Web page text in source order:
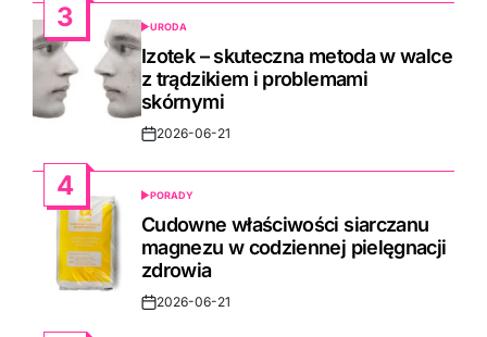
3
POSTED
IN
URODA
Izotek – skuteczna metoda w walce
z trądzikiem i problemami
skórnymi
Post2026-06-21
4
POSTED
IN
PORADY
Cudowne właściwości siarczanu
magnezu w codziennej pielęgnacji
zdrowia
Post2026-06-21